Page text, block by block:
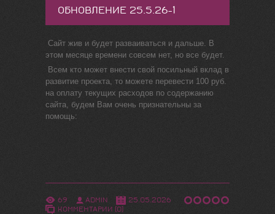
ОБНОВЛЕНИЕ 25.5.26-1
​​Сайт жив и будет разваиваться и дальше. В
этом месяце времени совсем нет, но все будет.
Всем кто может внести свой посильный вклад в
развитие проекта, то можете перевести 100 руб.
на оплату текущих расходов по содержанию
сайта, будем Вам очень признательны за
помощь:
69 ADMIN
25.05.2026
КОММЕНТАРИИ (0)